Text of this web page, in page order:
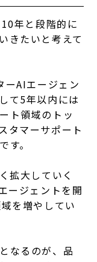
年と段階的に
きたいと考えて
ーAIエージェン
て5年以内には
ト領域のトッ
タマーサポート
。
拡大していく
ージェントを開
を増やしてい
なるのが、品